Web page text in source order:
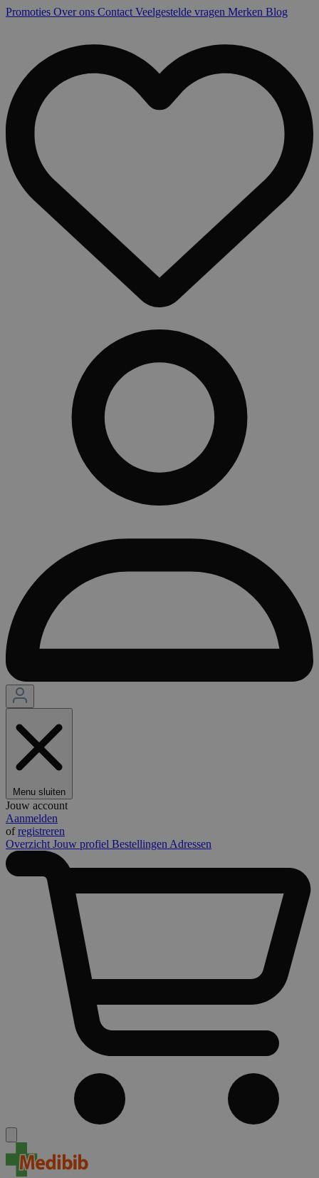
Promoties Over ons Contact Veelgestelde vragen Merken Blog
Menu sluiten
Jouw account
Aanmelden
ofregistreren
Overzicht Jouw profiel Bestellingen Adressen